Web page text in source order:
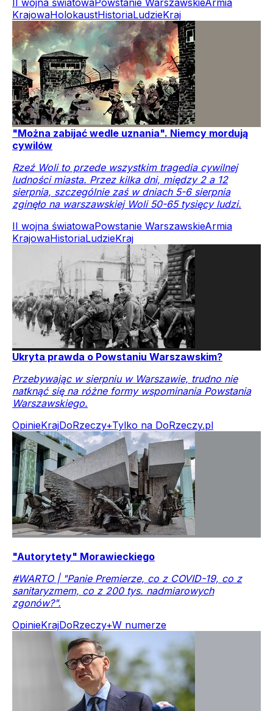
II wojna światowaPowstanie WarszawskieArmia
KrajowaHolokaustHistoriaLudzieKraj
"Można zabijać wedle uznania". Niemcy mordują
cywilów
Rzeź Woli to przede wszystkim tragedia cywilnej
ludności miasta. Przez kilka dni, między 2 a 12
sierpnia, szczególnie zaś w dniach 5-6 sierpnia
zginęło na warszawskiej Woli 50-65 tysięcy ludzi.
II wojna światowaPowstanie WarszawskieArmia
KrajowaHistoriaLudzieKraj
Ukryta prawda o Powstaniu Warszawskim?
Przebywając w sierpniu w Warszawie, trudno nie
natknąć się na różne formy wspominania Powstania
Warszawskiego.
OpinieKrajDoRzeczy+Tylko na DoRzeczy.pl
"Autorytety" Morawieckiego
#WARTO | "Panie Premierze, co z COVID-19, co z
sanitaryzmem, co z 200 tys. nadmiarowych
zgonów?".
OpinieKrajDoRzeczy+W numerze